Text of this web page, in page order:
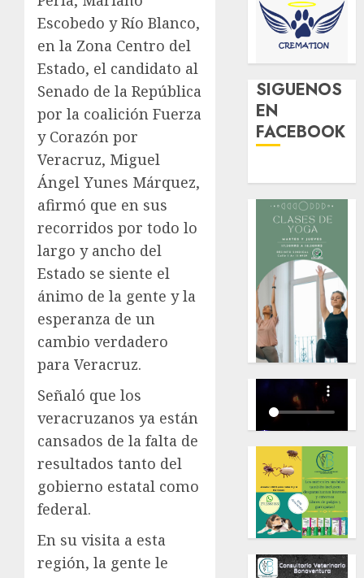
Escobedo y Río Blanco,
en la Zona Centro del
Estado, el candidato al
Senado de la República
por la coalición Fuerza
y Corazón por
Veracruz, Miguel
Ángel Yunes Márquez,
afirmó que en sus
recorridos por todo lo
largo y ancho del
Estado se siente el
ánimo de la gente y la
esperanza de un
cambio verdadero
para Veracruz.
Señaló que los
veracruzanos ya están
cansados de la falta de
resultados tanto del
gobierno estatal como
federal.
En su visita a esta
región, la gente le
SIGUENOS
EN
FACEBOOK